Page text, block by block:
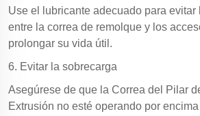
Use el lubricante adecuado para evitar
entre la correa de remolque y los
prolongar su vida útil.
6. Evitar la sobrecarga
Asegúrese de que la Correa del Pilar
Extrusión no esté operando por